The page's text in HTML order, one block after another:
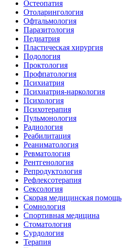
Остеопатия
Отоларингология
Офтальмология
Паразитология
Педиатрия
Пластическая хирургия
Подология
Проктология
Профпатология
Психиатрия
Психиатрия-наркология
Психология
Психотерапия
Пульмонология
Радиология
Реабилитация
Реаниматология
Ревматология
Рентгенология
Репродуктология
Рефлексотерапия
Сексология
Скорая медицинская помощь
Сомнология
Спортивная медицина
Стоматология
Сурдология
Терапия